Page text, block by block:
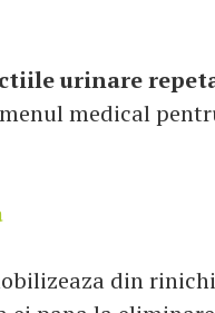
urinare
medical
din